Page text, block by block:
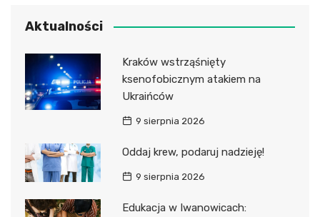
Aktualności
Kraków wstrząśnięty
ksenofobicznym atakiem na
Ukraińców
9 sierpnia 2026
Oddaj krew, podaruj nadzieję!
9 sierpnia 2026
Edukacja w Iwanowicach: